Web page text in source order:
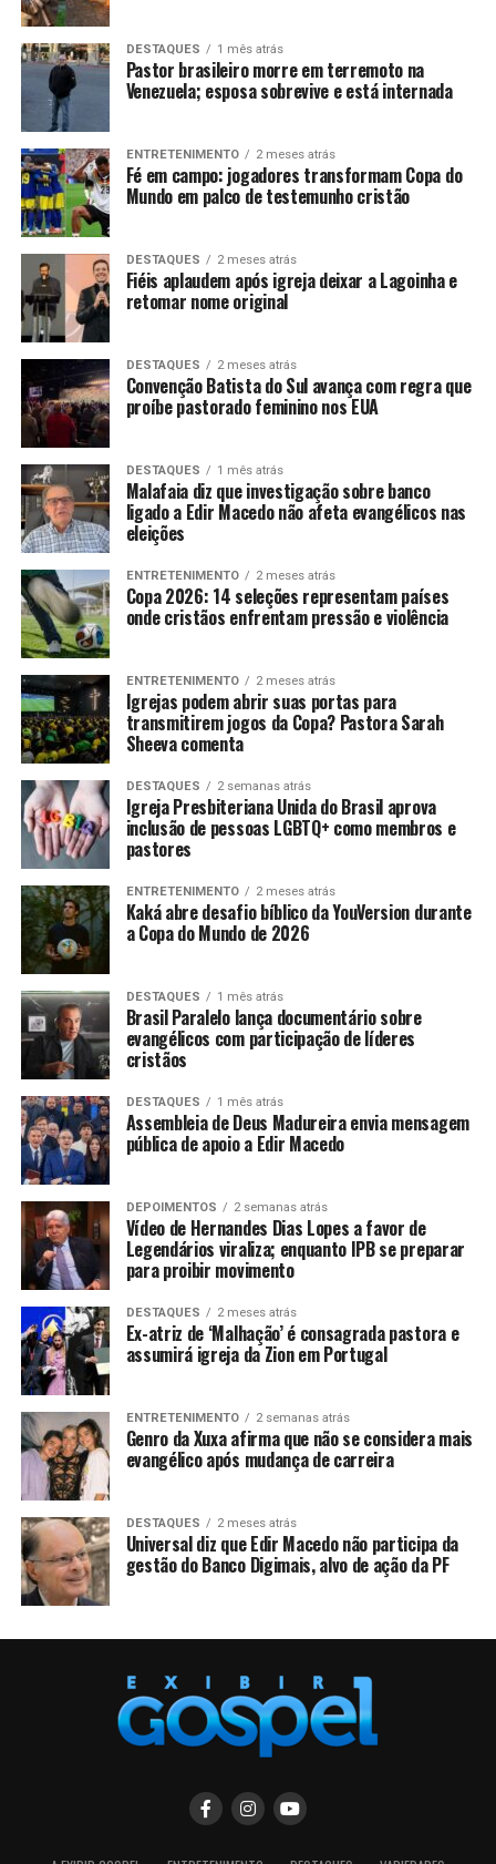
DESTAQUES 1 mês atrás
Pastor brasileiro morre em terremoto na
Venezuela; esposa sobrevive e está internada
ENTRETENIMENTO 2 meses atrás
Fé em campo: jogadores transformam Copa do
Mundo em palco de testemunho cristão
DESTAQUES 2 meses atrás
Fiéis aplaudem após igreja deixar a Lagoinha e
retomar nome original
DESTAQUES 2 meses atrás
Convenção Batista do Sul avança com regra que
proíbe pastorado feminino nos EUA
DESTAQUES 1 mês atrás
Malafaia diz que investigação sobre banco
ligado a Edir Macedo não afeta evangélicos nas
eleições
ENTRETENIMENTO 2 meses atrás
Copa 2026: 14 seleções representam países
onde cristãos enfrentam pressão e violência
ENTRETENIMENTO 2 meses atrás
Igrejas podem abrir suas portas para
transmitirem jogos da Copa? Pastora Sarah
Sheeva comenta
DESTAQUES 2 semanas atrás
Igreja Presbiteriana Unida do Brasil aprova
inclusão de pessoas LGBTQ+ como membros e
pastores
ENTRETENIMENTO 2 meses atrás
Kaká abre desafio bíblico da YouVersion durante
a Copa do Mundo de 2026
DESTAQUES 1 mês atrás
Brasil Paralelo lança documentário sobre
evangélicos com participação de líderes
cristãos
DESTAQUES 1 mês atrás
Assembleia de Deus Madureira envia mensagem
pública de apoio a Edir Macedo
DEPOIMENTOS 2 semanas atrás
Vídeo de Hernandes Dias Lopes a favor de
Legendários viraliza; enquanto IPB se preparar
para proibir movimento
DESTAQUES 2 meses atrás
Ex-atriz de ‘Malhação’ é consagrada pastora e
assumirá igreja da Zion em Portugal
ENTRETENIMENTO 2 semanas atrás
Genro da Xuxa afirma que não se considera mais
evangélico após mudança de carreira
DESTAQUES 2 meses atrás
Universal diz que Edir Macedo não participa da
gestão do Banco Digimais, alvo de ação da PF